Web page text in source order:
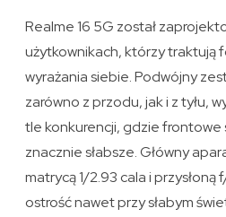
Realme 16 5G został
użytkownikach, którzy traktują
wyrażania siebie. Podwójny
zarówno z przodu, jak i z tyłu,
tle konkurencji, gdzie frontowe
znacznie słabsze. Główny
matrycą 1/2.93 cala i przysłoną
ostrość nawet przy słabym